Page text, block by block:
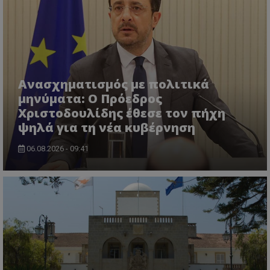
Ανασχηματισμός με πολιτικά
μηνύματα: Ο Πρόεδρος
Χριστοδουλίδης έθεσε τον πήχη
ψηλά για τη νέα κυβέρνηση
06.08.2026 - 09:41
VISITOR_PRIVACY_METADATA
YouTube
.youtube.com